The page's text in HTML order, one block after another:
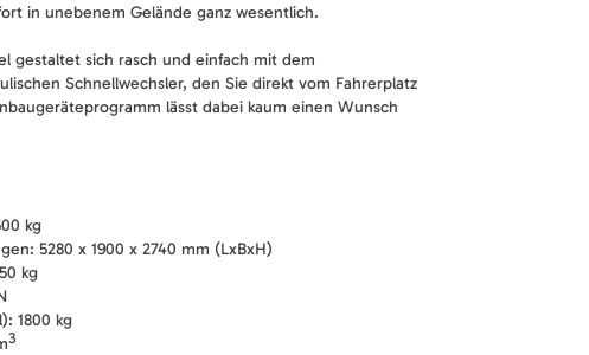
in unebenem Gelände ganz wesentlich.
gestaltet sich rasch und einfach mit dem
Schnellwechsler, den Sie direkt vom Fahrerplatz
lässt dabei kaum einen Wunsch
kg
5280 x 1900 x 2740 mm (LxBxH)
kg
1800 kg
3